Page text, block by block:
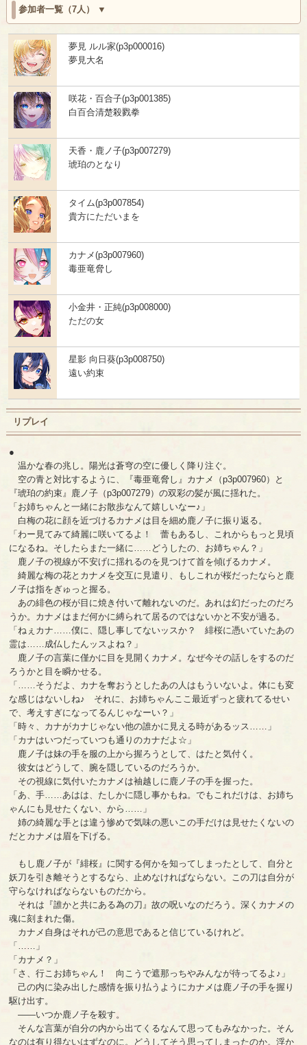
参加者一覧（7人）
夢見 ルル家(p3p000016)
夢見大名
咲花・百合子(p3p001385)
白百合清楚殺戮拳
天香・鹿ノ子(p3p007279)
琥珀のとなり
タイム(p3p007854)
貴方にただいまを
カナメ(p3p007960)
毒亜竜脅し
小金井・正純(p3p008000)
ただの女
星影 向日葵(p3p008750)
遠い約束
リプレイ
●
温かな春の兆し。陽光は蒼穹の空に優しく降り注ぐ。
空の青と対比するように、『毒亜竜脅し』カナメ（p3p007960）と
『琥珀の約束』鹿ノ子（p3p007279）の双彩の髪が風に揺れた。
「お姉ちゃんと一緒にお散歩なんて嬉しいなー♪」
白梅の花に顔を近づけるカナメは目を細め鹿ノ子に振り返る。
「わー見てみて綺麗に咲いてるよ！ 蕾もあるし、これからもっと見頃
になるね。そしたらまた一緒に……どうしたの、お姉ちゃん？」
鹿ノ子の視線が不安げに揺れるのを見つけて首を傾げるカナメ。
綺麗な梅の花とカナメを交互に見遣り、もしこれが桜だったならと鹿
ノ子は指をぎゅっと握る。
あの緋色の桜が目に焼き付いて離れないのだ。あれは幻だったのだろ
うか。カナメはまだ何かに縛られて居るのではないかと不安が過る。
「ねぇカナ……僕に、隠し事してないッスか？ 緋桜に憑いていたあの
霊は……成仏したんッスよね？」
鹿ノ子の言葉に僅かに目を見開くカナメ。なぜ今その話しをするのだ
ろうかと目を瞬かせる。
「……そうだよ、カナを奪おうとしたあの人はもういないよ。体にも変
な感じはないしね♪ それに、お姉ちゃんここ最近ずっと疲れてるせい
で、考えすぎになってるんじゃなーい？」
「時々、カナがカナじゃない他の誰かに見える時があるッス……」
「カナはいつだっていつも通りのカナだよ☆」
鹿ノ子は妹の手を服の上から握ろうとして、はたと気付く。
彼女はどうして、腕を隠しているのだろうか。
その視線に気付いたカナメは袖越しに鹿ノ子の手を握った。
「あ、手……あはは、たしかに隠し事かもね。でもこれだけは、お姉ち
ゃんにも見せたくない、から……」
姉の綺麗な手とは違う惨めで気味の悪いこの手だけは見せたくないの
だとカナメは眉を下げる。
もし鹿ノ子が『緋桜』に関する何かを知ってしまったとして、自分と
妖刀を引き離そうとするなら、止めなければならない。この刀は自分が
守らなければならないものだから。
それは『誰かと共にある為の刀』故の呪いなのだろう。深くカナメの
魂に刻まれた傷。
カナメ自身はそれが己の意思であると信じているけれど。
「……」
「カナメ？」
「さ、行こお姉ちゃん！ 向こうで遮那っちやみんなが待ってるよ♪」
己の内に染み出した感情を振り払うようにカナメは鹿ノ子の手を握り
駆け出す。
――いつか鹿ノ子を殺す。
そんな言葉が自分の内から出てくるなんて思ってもみなかった。そん
なのは有り得ないはずなのに。どうしてそう思ってしまったのか。浮か